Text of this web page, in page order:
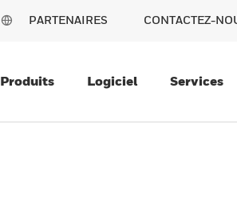
PARTENAIRES CONTACTEZ-
Produits Logiciel Services